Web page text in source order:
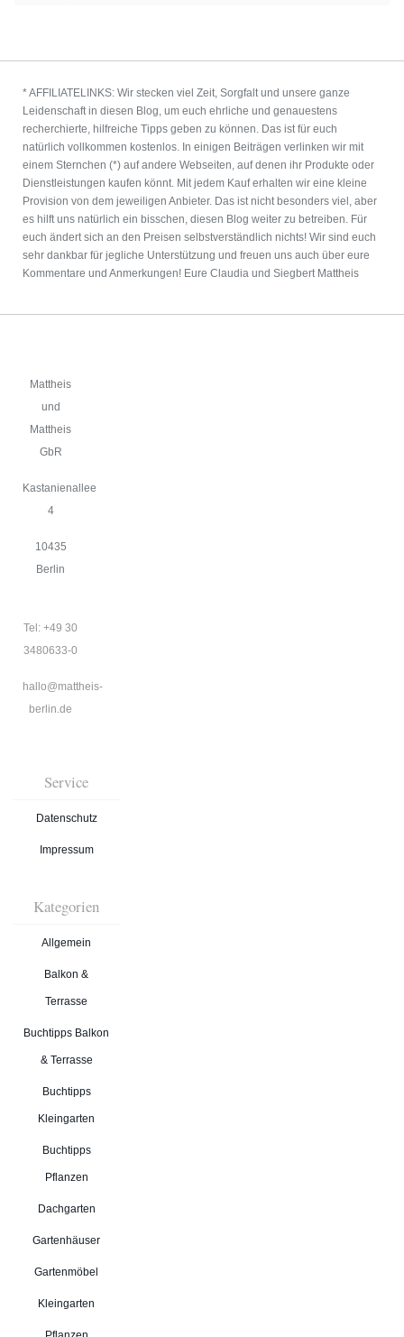
* AFFILIATELINKS: Wir stecken viel Zeit, Sorgfalt und unsere ganze
Leidenschaft in diesen Blog, um euch ehrliche und genauestens
recherchierte, hilfreiche Tipps geben zu können. Das ist für euch
natürlich vollkommen kostenlos. In einigen Beiträgen verlinken wir mit
einem Sternchen (*) auf andere Webseiten, auf denen ihr Produkte oder
Dienstleistungen kaufen könnt. Mit jedem Kauf erhalten wir eine kleine
Provision von dem jeweiligen Anbieter. Das ist nicht besonders viel, aber
es hilft uns natürlich ein bisschen, diesen Blog weiter zu betreiben. Für
euch ändert sich an den Preisen selbstverständlich nichts! Wir sind euch
sehr dankbar für jegliche Unterstützung und freuen uns auch über eure
Kommentare und Anmerkungen! Eure Claudia und Siegbert Mattheis
Mattheis
und
Mattheis
GbR
Kastanienallee
4
10435
Berlin
Tel: +49 30
3480633-0
hallo@mattheis-
berlin.de
Service
Datenschutz
Impressum
Kategorien
Allgemein
Balkon &
Terrasse
Buchtipps Balkon
& Terrasse
Buchtipps
Kleingarten
Buchtipps
Pflanzen
Dachgarten
Gartenhäuser
Gartenmöbel
Kleingarten